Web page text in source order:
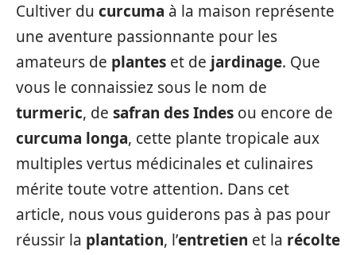
Cultiver du curcuma à la maison représente
une aventure passionnante pour les
amateurs de plantes et de jardinage. Que
vous le connaissiez sous le nom de
turmeric, de safran des Indes ou encore de
curcuma longa, cette plante tropicale aux
multiples vertus médicinales et culinaires
mérite toute votre attention. Dans cet
article, nous vous guiderons pas à pas pour
réussir la plantation, l’entretien et la récolte